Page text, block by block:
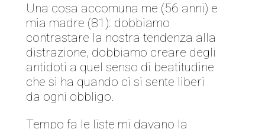
Una cosa accomuna me (56 anni) e
mia madre (81): dobbiamo
contrastare la nostra tendenza alla
distrazione, dobbiamo creare degli
antidoti a quel senso di beatitudine
che si ha quando ci si sente liberi
da ogni obbligo.
Tempo fa le liste mi davano la